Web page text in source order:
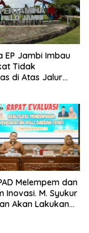
EP Jambi Imbau
Tidak
di Atas Jalur
Melempem dan
Inovasi. M. Syukur
Akan Lakukan